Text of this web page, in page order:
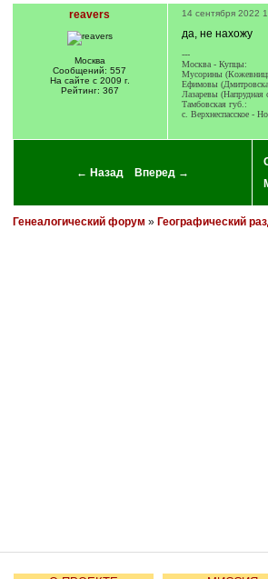
reavers
Москва
Сообщений: 557
На сайте с 2009 г.
Рейтинг: 367
14 сентября 2022
да, не нахожу
---
Москва - Купцы:
Мусорины
Ефимовы
Лазаревы (Напрудная
Тамбовская губ.:
с. Верхнеспасское -
← Назад Вперед →
Генеалогический форум » Географический